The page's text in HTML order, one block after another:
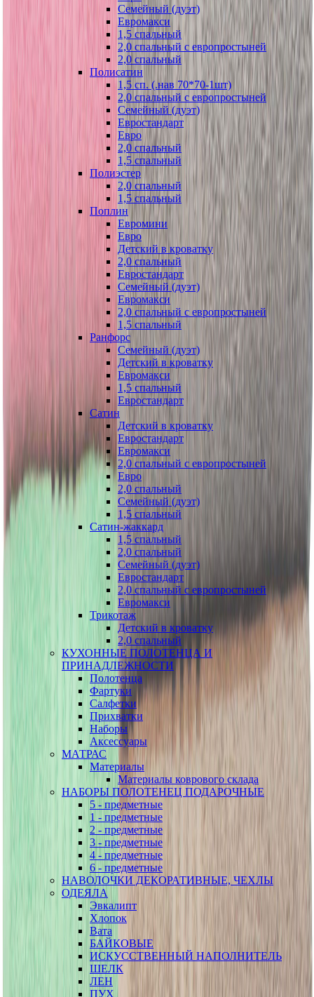
Семейный (дуэт)
Евромакси
1,5 спальный
2,0 спальный с европростыней
2,0 спальный
Полисатин
1,5 сп. (.нав 70*70-1шт)
2,0 спальный с европростыней
Семейный (дуэт)
Евростандарт
Евро
2,0 спальный
1,5 спальный
Полиэстер
2,0 спальный
1,5 спальный
Поплин
Евромини
Евро
Детский в кроватку
2,0 спальный
Евростандарт
Семейный (дуэт)
Евромакси
2,0 спальный с европростыней
1,5 спальный
Ранфорс
Семейный (дуэт)
Детский в кроватку
Евромакси
1,5 спальный
Евростандарт
Сатин
Детский в кроватку
Евростандарт
Евромакси
2,0 спальный с европростыней
Евро
2,0 спальный
Семейный (дуэт)
1,5 спальный
Сатин-жаккард
1,5 спальный
2,0 спальный
Семейный (дуэт)
Евростандарт
2,0 спальный с европростыней
Евромакси
Трикотаж
Детский в кроватку
2,0 спальный
КУХОННЫЕ ПОЛОТЕНЦА И
ПРИНАДЛЕЖНОСТИ
Полотенца
Фартуки
Салфетки
Прихватки
Наборы
Аксессуары
МАТРАС
Материалы
Материалы коврового склада
НАБОРЫ ПОЛОТЕНЕЦ ПОДАРОЧНЫЕ
5 - предметные
1 - предметные
2 - предметные
3 - предметные
4 - предметные
6 - предметные
НАВОЛОЧКИ ДЕКОРАТИВНЫЕ, ЧЕХЛЫ
ОДЕЯЛА
Эвкалипт
Хлопок
Вата
БАЙКОВЫЕ
ИСКУССТВЕННЫЙ НАПОЛНИТЕЛЬ
ШЕЛК
ЛЕН
ПУХ